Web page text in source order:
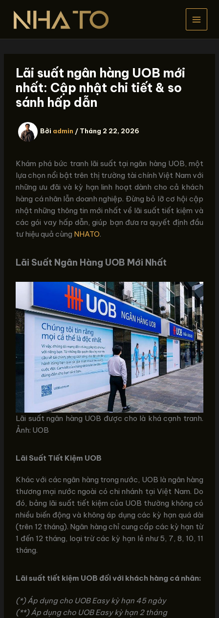
dung
Lãi suất ngân hàng UOB mới
nhất: Cập nhật chi tiết & so
sánh hấp dẫn
Bởi admin / Tháng 2 22, 2026
Khám phá bức tranh lãi suất tại ngân hàng UOB, một
lựa chọn nổi bật trên thị trường tài chính Việt Nam với
những ưu đãi và kỳ hạn linh hoạt dành cho cả khách
hàng cá nhân lẫn doanh nghiệp. Đừng bỏ lỡ cơ hội cập
nhật những thông tin mới nhất về lãi suất tiết kiệm và
các gói vay hấp dẫn, giúp bạn đưa ra quyết định đầu
tư hiệu quả cùng NHATO.
Lãi Suất Ngân Hàng UOB Mới Nhất
Lãi suất ngân hàng UOB được cho là khá cạnh tranh.
Ảnh: UOB
Lãi Suất Tiết Kiệm UOB
Khác với các ngân hàng trong nước, UOB là ngân hàng
thương mại nước ngoài có chi nhánh tại Việt Nam. Do
đó, bảng lãi suất tiết kiệm của UOB thường không có
nhiều biến động và không áp dụng các kỳ hạn quá dài
(trên 12 tháng). Ngân hàng chỉ cung cấp các kỳ hạn từ
1 đến 12 tháng, loại trừ các kỳ hạn lẻ như 5, 7, 8, 10, 11
tháng.
Lãi suất tiết kiệm UOB đối với khách hàng cá nhân:
(*) Áp dụng cho UOB Easy kỳ hạn 45 ngày
(**) Áp dụng cho UOB Easy kỳ hạn 2 tháng